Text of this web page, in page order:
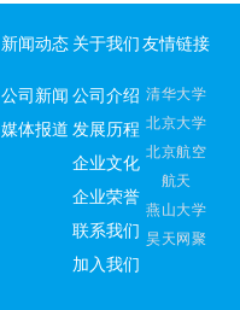
新闻动态
公司新闻
媒体报道
关于我们
公司介绍
发展历程
企业文化
企业荣誉
联系我们
加入我们
友情链接
清华大学
北京大学
北京航空
航天
燕山大学
昊天网聚